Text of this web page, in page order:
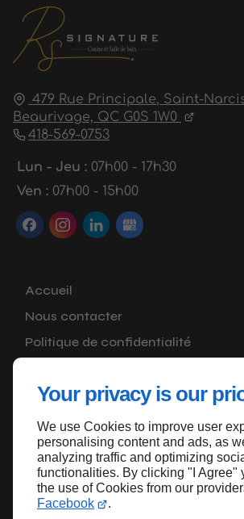
Your privacy is our
We use Cookies to improve user
personalising content and ads, as
analyzing traffic and optimizing
functionalities. By clicking "I Agree"
the use of Cookies from our
Facebook
.
479 Rue Principale, Saint-
Beaurivage, QC G0S 1W0
418-569-0753
Lun - Jeu : 07h00 - 17h30
Ven : 07h00 - 15h00
Accueil
Nous contacter
Politique de confidentialité
Haut de page